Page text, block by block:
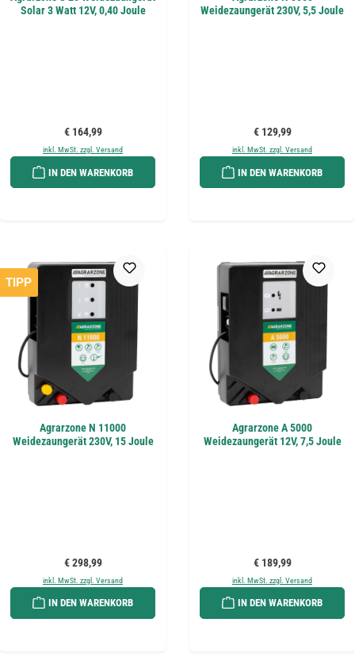
Solar 3 Watt 12V, 0,40 Joule
Regulärer Preis:
€ 164,99
inkl. MwSt. zzgl. Versand
IN DEN WARENKORB
Weidezaungerät 230V, 5,5 Joule
Regulärer Preis:
€ 129,99
inkl. MwSt. zzgl. Versand
IN DEN WARENKORB
TIPP
Agrarzone N 11000
Weidezaungerät 230V, 15 Joule
Regulärer Preis:
€ 298,99
inkl. MwSt. zzgl. Versand
IN DEN WARENKORB
Agrarzone A 5000
Weidezaungerät 12V, 7,5 Joule
Regulärer Preis:
€ 189,99
inkl. MwSt. zzgl. Versand
IN DEN WARENKORB